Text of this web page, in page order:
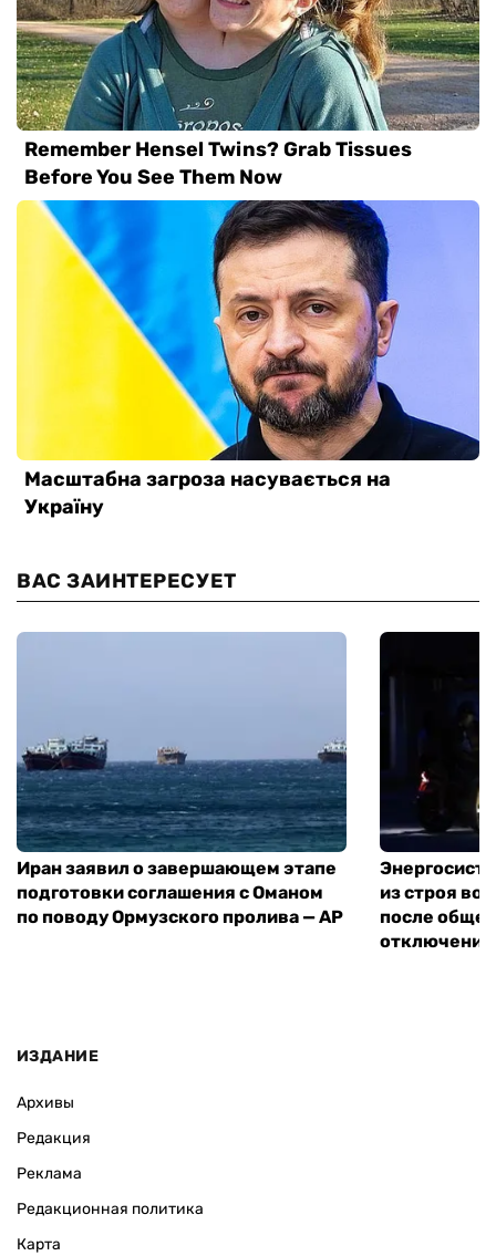
ВАС ЗАИНТЕРЕСУЕТ
Иран заявил о завершающем этапе
подготовки соглашения с Оманом
по поводу Ормузского пролива — AP
из строя во
после
отключения
ИЗДАНИЕ
Архивы
Редакция
Реклама
Редакционная политика
Карта